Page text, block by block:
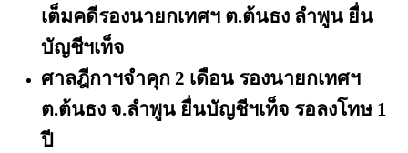
เต็มคดีรองนายกเทศฯ ต.ต้นธง ลำพูน ยื่น
บัญชีฯเท็จ
ศาลฎีกาฯจำคุก 2 เดือน รองนายกเทศฯ
ต.ต้นธง จ.ลำพูน ยื่นบัญชีฯเท็จ รอลงโทษ 1
ปี